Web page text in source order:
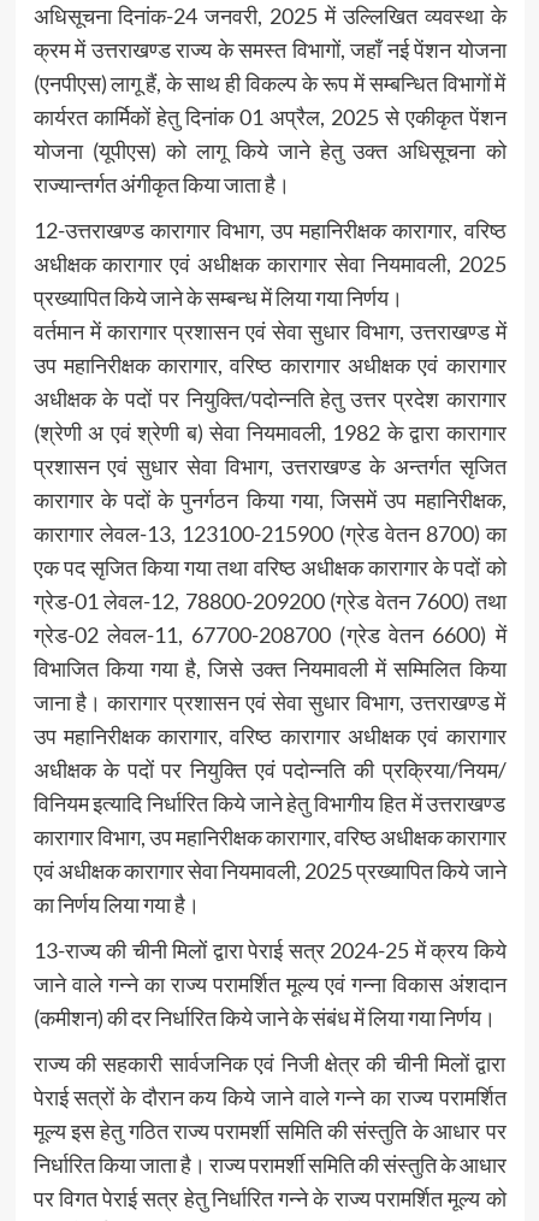
अधिसूचना दिनांक-24 जनवरी, 2025 में उल्लिखित व्यवस्था के
क्रम में उत्तराखण्ड राज्य के समस्त विभागों, जहाँ नई पेंशन योजना
(एनपीएस) लागू हैं, के साथ ही विकल्प के रूप में सम्बन्धित विभागों में
कार्यरत कार्मिकों हेतु दिनांक 01 अप्रैल, 2025 से एकीकृत पेंशन
योजना (यूपीएस) को लागू किये जाने हेतु उक्त अधिसूचना को
राज्यान्तर्गत अंगीकृत किया जाता है।
12-उत्तराखण्ड कारागार विभाग, उप महानिरीक्षक कारागार, वरिष्ठ
अधीक्षक कारागार एवं अधीक्षक कारागार सेवा नियमावली, 2025
प्रख्यापित किये जाने के सम्बन्ध में लिया गया निर्णय।
वर्तमान में कारागार प्रशासन एवं सेवा सुधार विभाग, उत्तराखण्ड में
उप महानिरीक्षक कारागार, वरिष्ठ कारागार अधीक्षक एवं कारागार
अधीक्षक के पदों पर नियुक्ति/पदोन्नति हेतु उत्तर प्रदेश कारागार
(श्रेणी अ एवं श्रेणी ब) सेवा नियमावली, 1982 के द्वारा कारागार
प्रशासन एवं सुधार सेवा विभाग, उत्तराखण्ड के अन्तर्गत सृजित
कारागार के पदों के पुनर्गठन किया गया, जिसमें उप महानिरीक्षक,
कारागार लेवल-13, 123100-215900 (ग्रेड वेतन 8700) का
एक पद सृजित किया गया तथा वरिष्ठ अधीक्षक कारागार के पदों को
ग्रेड-01 लेवल-12, 78800-209200 (ग्रेड वेतन 7600) तथा
ग्रेड-02 लेवल-11, 67700-208700 (ग्रेड वेतन 6600) में
विभाजित किया गया है, जिसे उक्त नियमावली में सम्मिलित किया
जाना है। कारागार प्रशासन एवं सेवा सुधार विभाग, उत्तराखण्ड में
उप महानिरीक्षक कारागार, वरिष्ठ कारागार अधीक्षक एवं कारागार
अधीक्षक के पदों पर नियुक्ति एवं पदोन्नति की प्रक्रिया/नियम/
विनियम इत्यादि निर्धारित किये जाने हेतु विभागीय हित में उत्तराखण्ड
कारागार विभाग, उप महानिरीक्षक कारागार, वरिष्ठ अधीक्षक कारागार
एवं अधीक्षक कारागार सेवा नियमावली, 2025 प्रख्यापित किये जाने
का निर्णय लिया गया है।
13-राज्य की चीनी मिलों द्वारा पेराई सत्र 2024-25 में क्रय किये
जाने वाले गन्ने का राज्य परामर्शित मूल्य एवं गन्ना विकास अंशदान
(कमीशन) की दर निर्धारित किये जाने के संबंध में लिया गया निर्णय।
राज्य की सहकारी सार्वजनिक एवं निजी क्षेत्र की चीनी मिलों द्वारा
पेराई सत्रों के दौरान कय किये जाने वाले गन्ने का राज्य परामर्शित
मूल्य इस हेतु गठित राज्य परामर्शी समिति की संस्तुति के आधार पर
निर्धारित किया जाता है। राज्य परामर्शी समिति की संस्तुति के आधार
पर विगत पेराई सत्र हेतु निर्धारित गन्ने के राज्य परामर्शित मूल्य को